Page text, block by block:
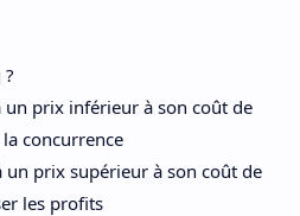
prix inférieur à son coût de
concurrence
prix supérieur à son coût de
les profits